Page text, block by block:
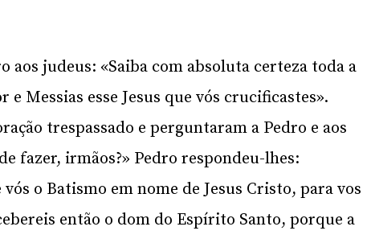
aos judeus: «Saiba com absoluta certeza toda a
e Messias esse Jesus que vós crucificastes».
trespassado e perguntaram a Pedro e aos
fazer, irmãos?» Pedro respondeu-lhes:
o Batismo em nome de Jesus Cristo, para vos
então o dom do Espírito Santo, porque a